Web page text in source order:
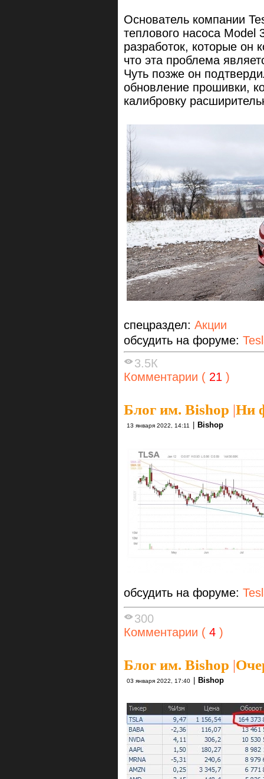
Основатель компании
теплового насоса
разработок, которые он
что эта проблема
Чуть позже он
обновление прошивки,
калибровку
спецраздел: Акции
обсудить на форуме:
3.5К
Комментарии ( 21 )
Блог им. Bishop |Ни
13 января 2022, 14:11 | Bishop
обсудить на форуме:
300
Комментарии ( 4 )
Блог им. Bishop |
03 января 2022, 17:40 Bishop